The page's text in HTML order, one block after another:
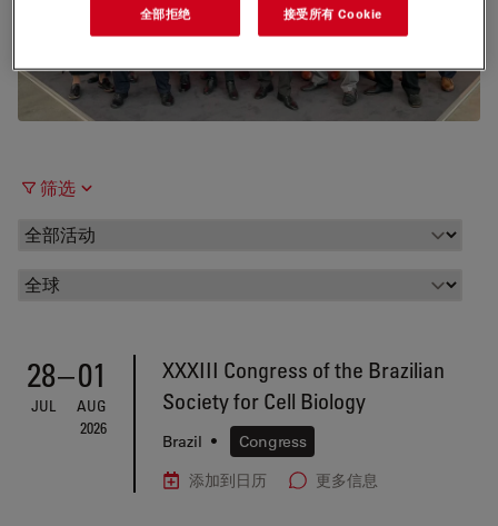
筛选
28
JUL
–01
AUG
2026
XXXIII Congress of the Brazilian
Society for Cell Biology
Brazil •
Congress
添加到日历
更多信息
全部拒绝 接受所有 Cookie